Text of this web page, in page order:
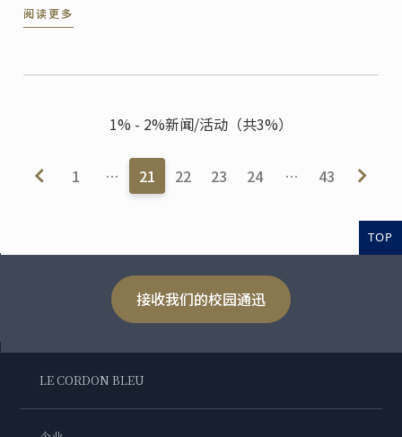
阅读更多
1% - 2%新闻/活动（共3%）
1 … 21 22 23 24 … 43
TOP
接收我们的校园通迅
LE CORDON BLEU